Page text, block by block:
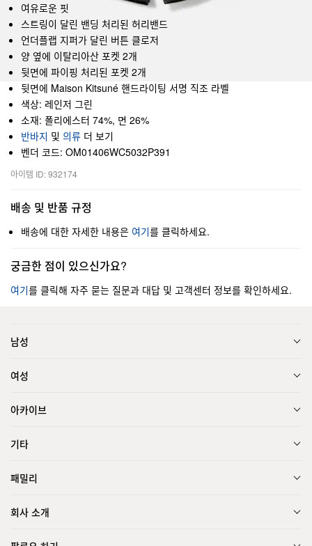
여유로운 핏
스트링이 달린 밴딩 처리된 허리밴드
언더플랩 지퍼가 달린 버튼 클로저
양 옆에 이탈리아산 포켓 2개
뒷면에 파이핑 처리된 포켓 2개
뒷면에 Maison Kitsuné 핸드라이팅 서명 직조 라벨
색상: 레인저 그린
소재: 폴리에스터 74%, 면 26%
반바지 및 의류 더 보기
벤더 코드: OM01406WC5032P391
아이템 ID: 932174
배송 및 반품 규정
배송에 대한 자세한 내용은 여기를 클릭하세요.
궁금한 점이 있으신가요?
여기를 클릭해 자주 묻는 질문과 대답 및 고객센터 정보를 확인하세요.
남성
여성
아카이브
기타
패밀리
회사 소개